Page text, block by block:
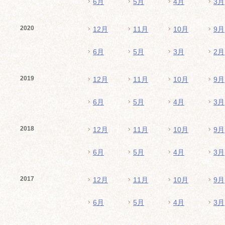
2020 12月 11月 10月 9月
6月 5月 3月 2月
2019 12月 11月 10月 9月
6月 5月 4月 3月
2018 12月 11月 10月 9月
6月 5月 4月 3月
2017 12月 11月 10月 9月
6月 5月 4月 3月